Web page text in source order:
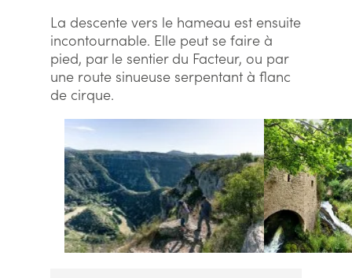
La descente vers le hameau est ensuite
incontournable. Elle peut se faire à
pied, par le sentier du Facteur, ou par
une route sinueuse serpentant à flanc
de cirque.